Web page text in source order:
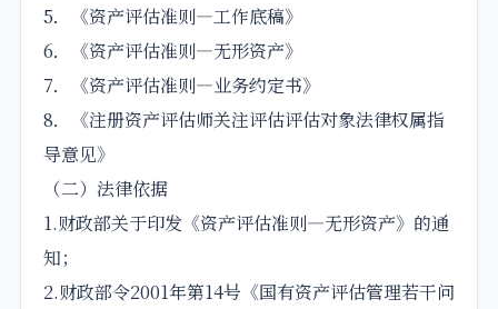
5．《资产评估准则—工作底稿》
6．《资产评估准则—无形资产》
7．《资产评估准则—业务约定书》
8．《注册资产评估师关注评估评估对象法律权属指
导意见》
（二）法律依据
1.财政部关于印发《资产评估准则—无形资产》的通
知；
2.财政部令2001年第14号《国有资产评估管理若干问